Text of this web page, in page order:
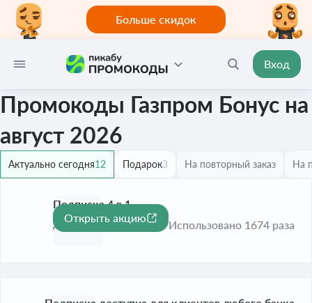
Больше скидок
Вход
Промокоды Газпром Бонус на
август 2026
Актуально сегодня12 Подарок3 На повторный заказ На
Подписка 4 в 1
До 1 сент. 2026
Открыть акцию
Использовано 1674 раза